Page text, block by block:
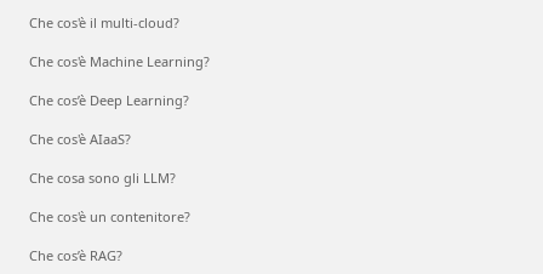
Che cos'è il multi-cloud?
Che cos'è Machine Learning?
Che cos’è Deep Learning?
Che cos'è AIaaS?
Che cosa sono gli LLM?
Che cos'è un contenitore?
Che cos’è RAG?